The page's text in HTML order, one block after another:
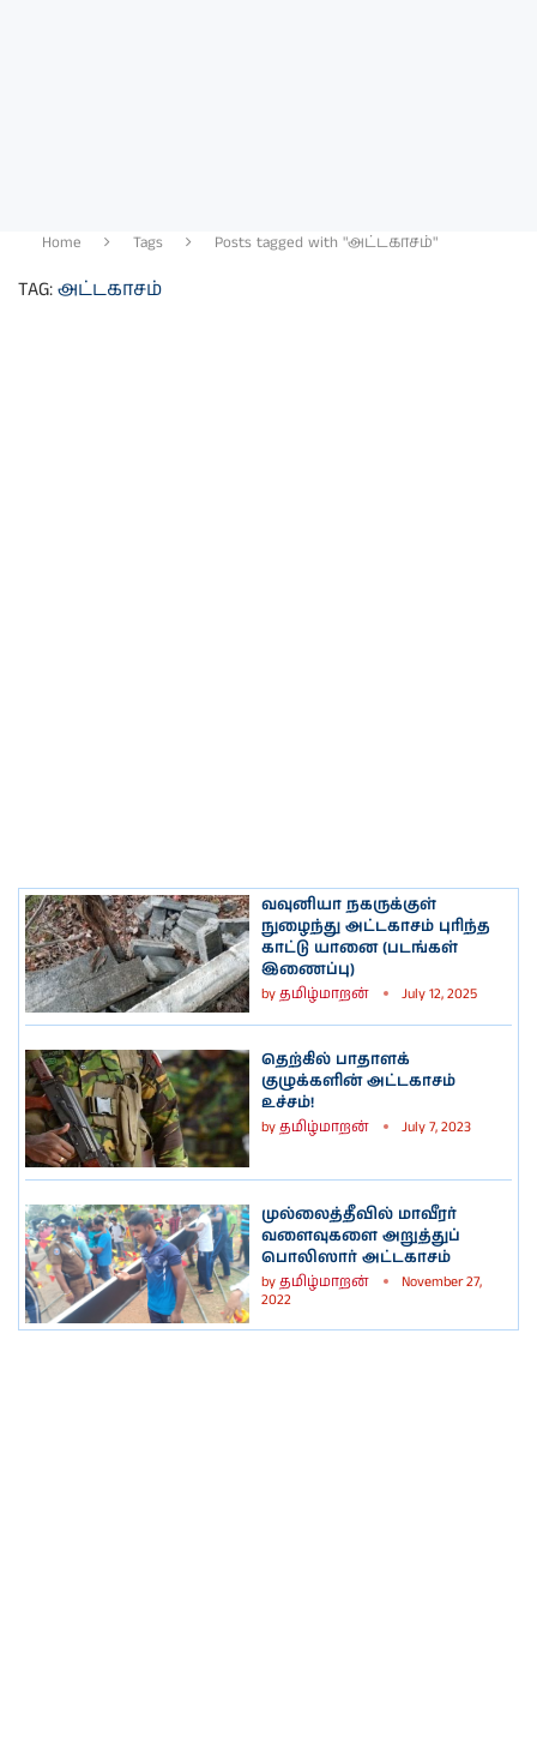
Home Tags Posts tagged with "அட்டகாசம்"
TAG:அட்டகாசம்
வவுனியா நகருக்குள்
நுழைந்து அட்டகாசம் புரிந்த
காட்டு யானை (படங்கள்
இணைப்பு)
byதமிழ்மாறன் July 12, 2025
தெற்கில் பாதாளக்
குழுக்களின் அட்டகாசம்
உச்சம்!
byதமிழ்மாறன் July 7, 2023
முல்லைத்தீவில் மாவீரர்
வளைவுகளை அறுத்துப்
பொலிஸார் அட்டகாசம்
byதமிழ்மாறன்
November 27,
2022